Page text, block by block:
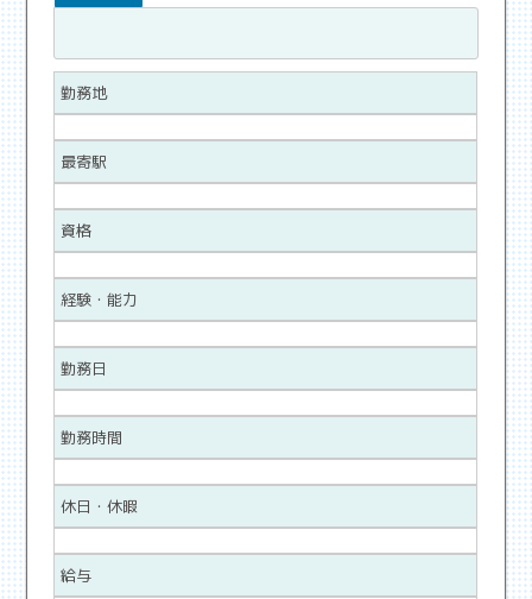
勤務地
最寄駅
資格
経験・能力
勤務日
勤務時間
休日・休暇
給与